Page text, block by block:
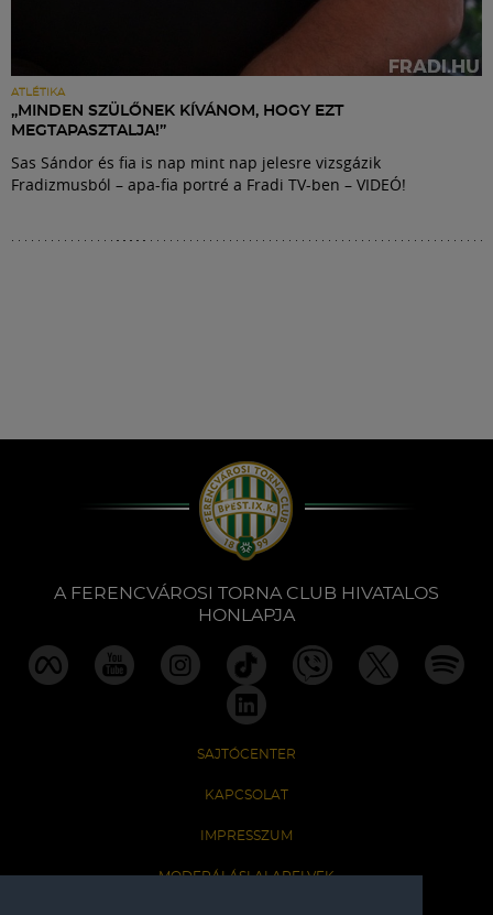
ATLÉTIKA
„MINDEN SZÜLŐNEK KÍVÁNOM, HOGY EZT
MEGTAPASZTALJA!”
Sas Sándor és fia is nap mint nap jelesre vizsgázik
Fradizmusból – apa-fia portré a Fradi TV-ben – VIDEÓ!
A FERENCVÁROSI TORNA CLUB HIVATALOS
HONLAPJA
SAJTÓCENTER
KAPCSOLAT
IMPRESSZUM
MODERÁLÁSI ALAPELVEK